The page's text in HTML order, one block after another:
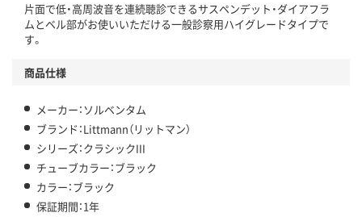
片面で低・高周波音を連続聴診できるサスペンデット・ダイアフラ
ムとベル部がお使いいただける一般診察用ハイグレードタイプで
す。
商品仕様
メーカー：ソルベンタム
ブランド：Littmann（リットマン）
シリーズ：クラシックIII
チューブカラー：ブラック
カラー：ブラック
保証期間：1年